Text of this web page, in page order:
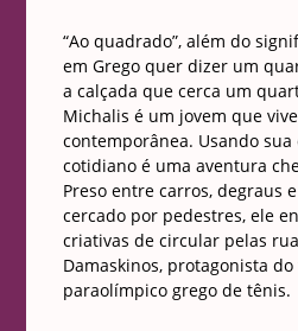
“Ao quadrado”, além do
em Grego quer dizer um
a calçada que cerca um
Michalis é um jovem que
contemporânea. Usando
cotidiano é uma aventura
Preso entre carros, degraus
cercado por pedestres, ele
criativas de circular pelas
Damaskinos, protagonista
paraolímpico grego de tênis.